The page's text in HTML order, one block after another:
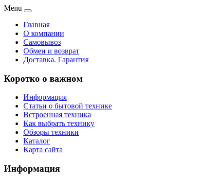
Menu
Главная
О компании
Самовывоз
Обмен и возврат
Доставка. Гарантия
Коротко о важном
Информация
Статьи о бытовой технике
Встроенная техника
Как выбрать технику
Обзоры техники
Каталог
Карта сайта
Информация